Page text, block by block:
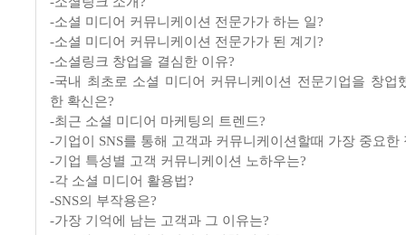
-소셜 미디어 커뮤니케이션 전문가가 하는 일?
-소셜 미디어 커뮤니케이션 전문가가 된 계기?
-소셜링크 창업을 결심한 이유?
-국내 최초로 소셜 미디어 커뮤니케이션 전문기업을 창업
한 확신은?
-최근 소셜 미디어 마케팅의 트렌드?
-기업이 SNS를 통해 고객과 커뮤니케이션할때 가장 중요한
-기업 특성별 고객 커뮤니케이션 노하우는?
-각 소셜 미디어 활용법?
-SNS의 부작용은?
-가장 기억에 남는 고객과 그 이유는?